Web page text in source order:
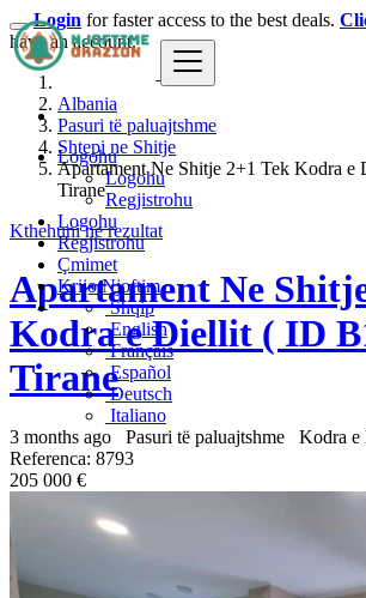
Logohu
Logohu
Regjistrohu
Logohu
Regjistrohu
Çmimet
Krijo Njoftim
Shqip
English
Français
Español
Deutsch
Italiano
Login for faster access to the best deals.
have an account.
Albania
Pasuri të paluajtshme
Shtepi ne Shitje
Apartament Ne Shitje 2+1 Tek Kodra
Tirane
Kthehuni ne rezultat
Apartament Ne
Kodra e Diellit ( ID
Tirane
3 months ago Pasuri të paluajtshme Kodra
Referenca: 8793
205 000 €